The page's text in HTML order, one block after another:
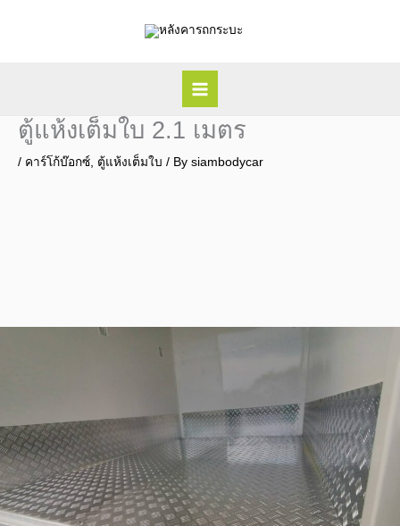
ตู้แห้งเต็มใบ 2.1 เมตร
/ คาร์โก้บ๊อกซ์, ตู้แห้งเต็มใบ / By siambodycar